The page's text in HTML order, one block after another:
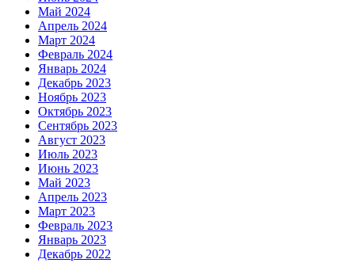
Май 2024
Апрель 2024
Март 2024
Февраль 2024
Январь 2024
Декабрь 2023
Ноябрь 2023
Октябрь 2023
Сентябрь 2023
Август 2023
Июль 2023
Июнь 2023
Май 2023
Апрель 2023
Март 2023
Февраль 2023
Январь 2023
Декабрь 2022